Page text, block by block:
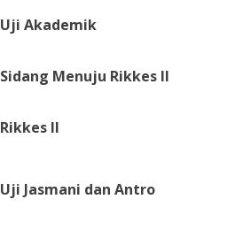
Uji Akademik
Sidang Menuju Rikkes II
Rikkes II
Uji Jasmani dan Antro